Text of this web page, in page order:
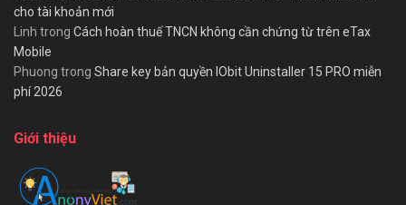
cho tài khoản mới
Linh trong Cách hoàn thuế TNCN không cần chứng từ trên eTax
Mobile
Phuong trong Share key bản quyền IObit Uninstaller 15 PRO miễn
phí 2026
Giới thiệu